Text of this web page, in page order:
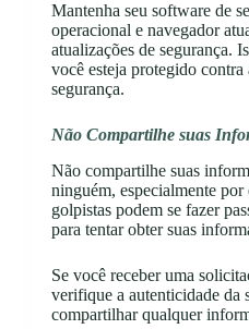
Mantenha seu software de
operacional e navegador
atualizações de segurança.
você esteja protegido contra
segurança.
Não Compartilhe suas
Não compartilhe suas
ninguém, especialmente
golpistas podem se fazer
para tentar obter suas
Se você receber uma
verifique a autenticidade da
compartilhar qualquer